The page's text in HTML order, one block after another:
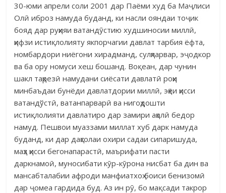
30-юми апрели соли 2001 дар Паёми худ ба Маҷлиси
Олӣ иброз намуда буданд, ки насли ояндаи тоҷик
бояд дар руҳияи ватандӯстию худшиносии миллӣ,
ҳифзи истиқлолияту якпорчагии давлат тарбия ёфта,
номбардори ниёгони хирадманд, сулҳпарвар, эҷодкор
ва ба ору номуси хеш бошанд. Воқеан, дар чунин
шакл таҳрезӣ намудани сиёсати давлатӣ роҳи
минбаъдаи бунёди давлатдории миллӣ, эҳёи ҳисси
ватандўстӣ, ватанпарварӣ ва нигоҳдошти
истиқлолияти давлатиро дар замири аҳолӣ бедор
намуд. Пешвои муаззами миллат хуб дарк намуда
буданд, ки дар даҳсолаи охири садаи сипаришуда,
маҳз ҳисси бегонапарастӣ, маърифати пасти
даркнамоӣ, муносибати кӯр-кӯрона нисбат ба дин ва
мансабталабии афроди манфиатхоҳ боиси бенизомӣ
дар ҷомеа гардида буд. Аз ин рӯ, бо мақсади такрор